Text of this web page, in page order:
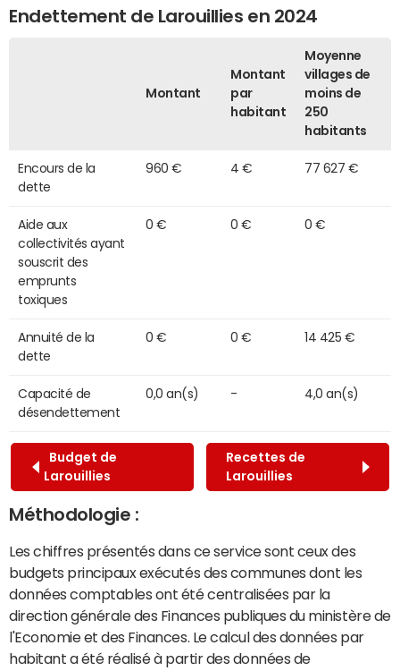
Endettement de Larouillies en 2024
Montant
Montant
par
habitant
Moyenne
villages de
moins de
250
habitants
Encours de la
dette
960 € 4 € 77 627 €
Aide aux
collectivités ayant
souscrit des
emprunts
toxiques
0 € 0 € 0 €
Annuité de la
dette
0 € 0 € 14 425 €
Capacité de
désendettement
0,0 an(s) - 4,0 an(s)
Budget de
Larouillies
Recettes de
Larouillies
Méthodologie :
Les chiffres présentés dans ce service sont ceux des
budgets principaux exécutés des communes dont les
données comptables ont été centralisées par la
direction générale des Finances publiques du ministère de
l'Economie et des Finances. Le calcul des données par
habitant a été réalisé à partir des données de